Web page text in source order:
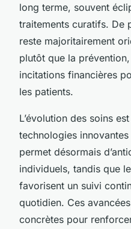
long terme, souvent
traitements curatifs. De
reste majoritairement
plutôt que la
incitations financières
les patients.
L’évolution des soins
technologies
permet désormais
individuels, tandis que
favorisent un suivi
quotidien. Ces
concrètes pour